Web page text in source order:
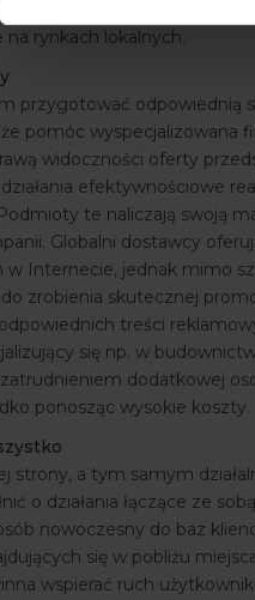
np. zumi.pl,
na rynkach lokalnych.
przygotować odpowiednią
pomóc wyspecjalizowana
widoczności oferty
efektywnościowe
te naliczają swoją
Globalni dostawcy
Internecie, jednak mimo
zrobienia skutecznej
treści
się np. w
zatrudnieniem dodatkowej
ponosząc wysokie koszty.
strony, a tym samym
o działania łączące ze
nowoczesny do baz
się w pobliżu
wspierać ruch